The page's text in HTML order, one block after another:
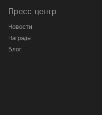
Пресс-центр
Новости
Награды
Блог